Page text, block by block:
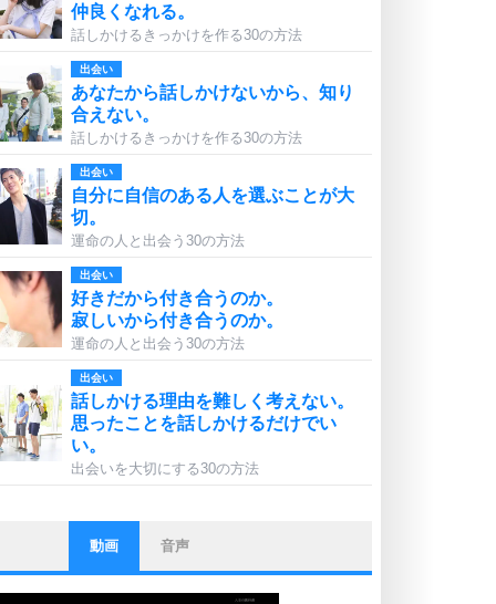
仲良くなれる。
話しかけるきっかけを作る30の方法
出会い
あなたから話しかけないから、知り
合えない。
話しかけるきっかけを作る30の方法
出会い
自分に自信のある人を選ぶことが大
切。
運命の人と出会う30の方法
出会い
好きだから付き合うのか。
寂しいから付き合うのか。
運命の人と出会う30の方法
出会い
話しかける理由を難しく考えない。
思ったことを話しかけるだけでい
い。
出会いを大切にする30の方法
ストレス対策
他人と比べない。
いっそのこと、他人を見ない。
動画 音声